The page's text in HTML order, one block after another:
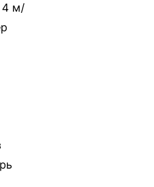
4 м/